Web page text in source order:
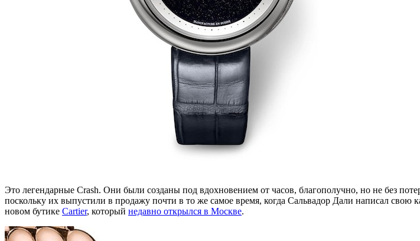
Это легендарные Crash. Они были созданы под вдохновением от часов, благополучно, но не без
поскольку их выпустили в продажу почти в то же самое время, когда Сальвадор Дали написал свою
новом бутике Cartier, который недавно открылся в Москве.